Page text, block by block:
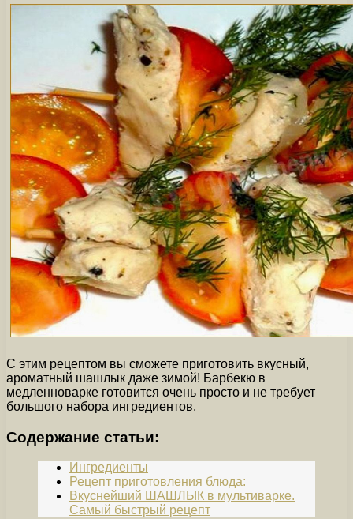
С этим рецептом вы сможете приготовить вкусный,
ароматный шашлык даже зимой! Барбекю в
медленноварке готовится очень просто и не требует
большого набора ингредиентов.
Содержание статьи:
Ингредиенты
Рецепт приготовления блюда:
Вкуснейший ШАШЛЫК в мультиварке.
Самый быстрый рецепт